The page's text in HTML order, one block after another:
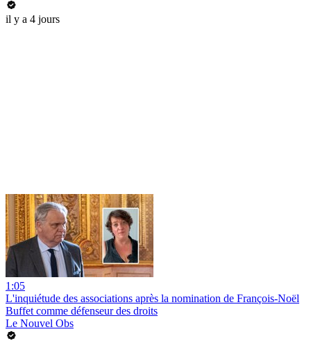
il y a 4 jours
1:05
L'inquiétude des associations après la nomination de François-Noël
Buffet comme défenseur des droits
Le Nouvel Obs